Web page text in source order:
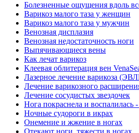
Болезненные ощущения вдоль
Варикоз малого таза у женщин
Варикоз малого таза у мужчин
Венозная дисплазия
Венозная недостаточность ноги
Выпячивающиеся вены
Как лечат варикоз
Клеевая облитерация вен
Лазерное лечение варикоза
Лечение варикозного
Лечение сосудистых звездочек
Нога покраснела и воспалилась -
Ночные судороги в икрах
Онемение и жжение в ногах
Отекают ноги, тяжести в ногах